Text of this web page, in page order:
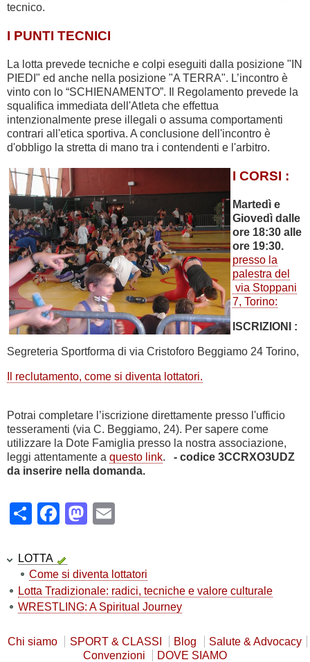
tecnico.
I PUNTI TECNICI
La lotta prevede tecniche e colpi eseguiti dalla posizione "IN
PIEDI" ed anche nella posizione "A TERRA". L’incontro è
vinto con lo “SCHIENAMENTO”. Il Regolamento prevede la
squalifica immediata dell'Atleta che effettua
intenzionalmente prese illegali o assuma comportamenti
contrari all'etica sportiva. A conclusione dell'incontro è
d'obbligo la stretta di mano tra i contendenti e l'arbitro.
I CORSI :
Martedì e
Giovedì dalle
ore 18:30 alle
ore 19:30.
presso la
palestra del
via Stoppani
7, Torino:
ISCRIZIONI :
Segreteria Sportforma di via Cristoforo Beggiamo 24 Torino,
Il reclutamento, come si diventa lottatori.
Potrai completare l’iscrizione direttamente presso l'ufficio
tesseramenti (via C. Beggiamo, 24). Per sapere come
utilizzare la Dote Famiglia presso la nostra associazione,
leggi attentamente a questo link. - codice 3CCRXO3UDZ
da inserire nella domanda.
ShareFacebook
Mastodon
LOTTA
Come si diventa lottatori
Lotta Tradizionale: radici, tecniche e valore culturale
WRESTLING: A Spiritual Journey
Chi siamo SPORT & CLASSI Blog
Salute & Advocacy
Convenzioni
DOVE SIAMO